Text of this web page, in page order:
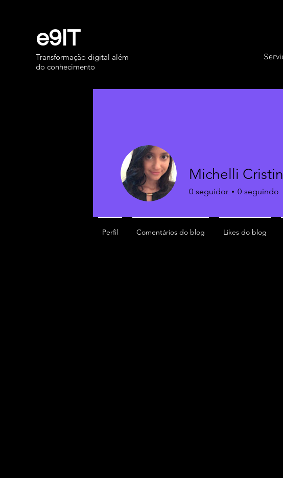
e9IT
Transformação digital além
do conhecimento
Michelli
0 seguidor 0 seguindo
Perfil Comentários do blog Likes do blog